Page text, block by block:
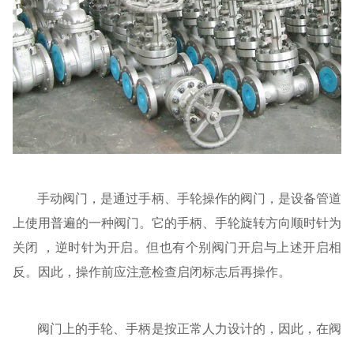
手动阀门，是通过手柄、手轮操作的阀门，是设备管道
上使用普遍的一种阀门。它的手柄、手轮旋转方向顺时针为
关闭 ，逆时针为开启。但也有个别阀门开启与上述开启相
反。因此，操作前应注意检查启闭标志后再操作。
阀门上的手轮、手柄是按正常人力设计的，因此，在阀